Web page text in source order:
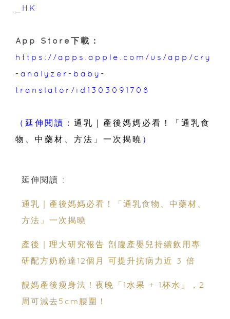
_HK
App Store下載：
https://apps.apple.com/us/app/cry
-analyzer-baby-
translator/id1303091708
（延伸閱讀： 通乳｜產後媽媽必看！「通乳食
物、中藥材、方法」一次揭曉 ）
延伸閱讀 :
通乳｜產後媽媽必看！「通乳食物、中藥材、
方法」一次揭曉
產後｜理大研究報告 剖腹產嬰兒持續飲用專
研配方奶粉達12個月 可提升抗病力近 3 倍
靚媽產後瘦身法！夜晚「1水果 + 1杯水」，2
周可減去5cm腰圍！